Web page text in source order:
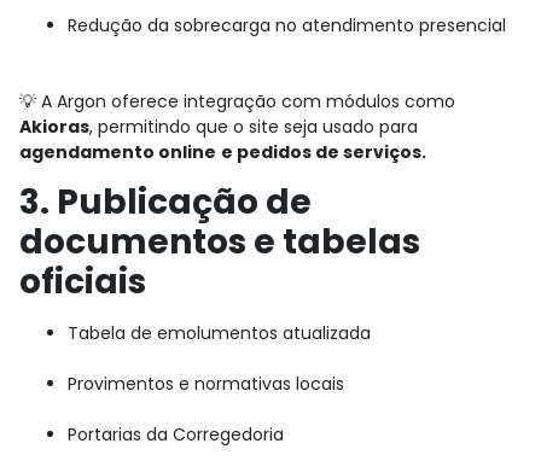
Redução da sobrecarga no atendimento presencial
💡 A Argon oferece integração com módulos como
Akioras, permitindo que o site seja usado para
agendamento online e pedidos de serviços.
3. Publicação de
documentos e tabelas
oficiais
Tabela de emolumentos atualizada
Provimentos e normativas locais
Portarias da Corregedoria